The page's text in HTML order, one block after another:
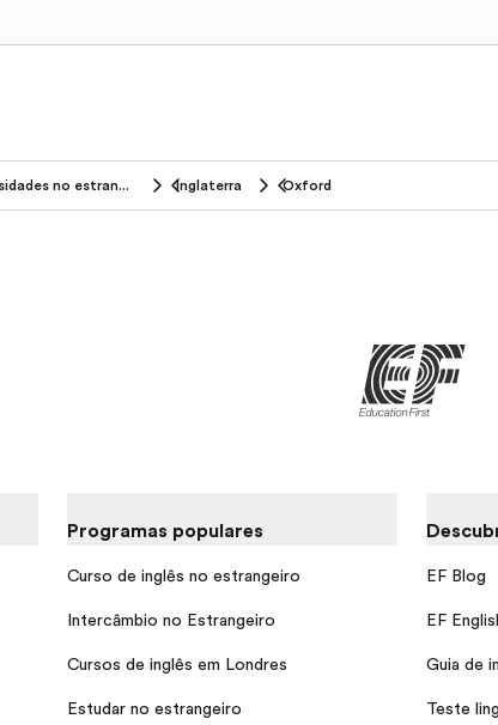
Universidades no estrangeiro Inglaterra Oxford
Programas populares
Curso de inglês no estrangeiro
Intercâmbio no Estrangeiro
Cursos de inglês em Londres
Estudar no estrangeiro
EF Blog
EF
Guia de
Teste